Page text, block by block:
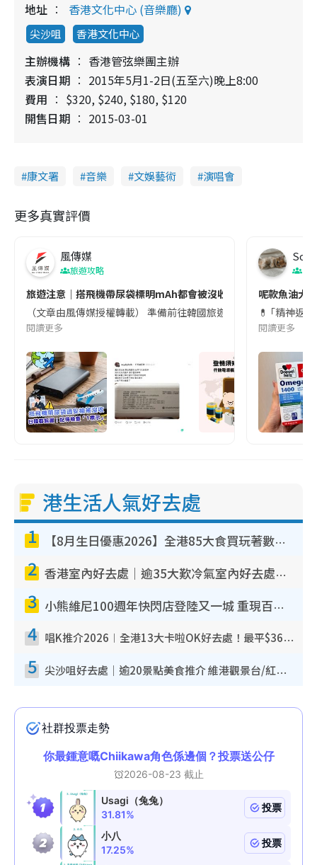
地址 香港文化中心 (音樂廳)
尖沙咀 香港文化中心
主辦機構
香港管弦樂團主辦
表演日期
2015年5月1-2日(五至六)晚上8:00
費用
$320, $240, $180, $120
開售日期
2015-03-01
康文署 音樂 文娛藝術 演唱會
更多真實評價
風傳媒
旅遊攻略
旅遊注意｜搭飛機帶尿袋標明mAh都會被沒收😱出發前切記檢查
（文章由風傳媒授權轉載） 準備前往韓國旅遊的民眾，近期要
閱讀更多
Soul
呢款魚油大
💊 ｢精神返
閱讀更多
港生活人氣好去處
1 【8月生日優惠2026】全港85大食買玩著數攻略 自助餐/火鍋放題同行免費＋誠品/DONKI送現金券
2 香港室內好去處｜逾35大歎冷氣室內好去處推介 室內活動免費避雨無懼落雨
3 小熊維尼100週年快閃店登陸又一城 重現百畝森林經典場景／獨家限定盲盒登場／專屬DIY香水
4 唱K推介2026︱全港13大卡啦OK好去處！最平$36起 日文K都有！(附地址+收費詳情)
5 尖沙咀好去處｜逾20景點美食推介 維港觀景台/紅磚古蹟/九龍公園/室內遊樂場